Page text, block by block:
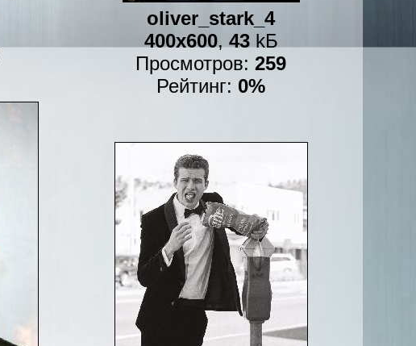
oliver_stark_4
400x600, 43kБ
Просмотров:259
Рейтинг: 0%